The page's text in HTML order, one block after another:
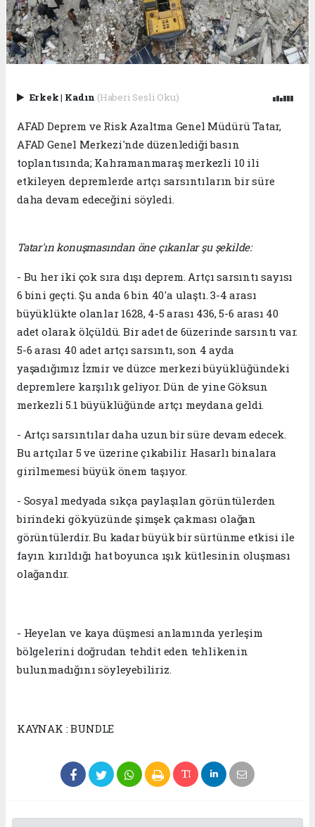
Erkek| Kadın (Haberi Sesli Oku)
AFAD Deprem ve Risk Azaltma Genel Müdürü Tatar,
AFAD Genel Merkezi'nde düzenlediği basın
toplantısında; Kahramanmaraş merkezli 10 ili
etkileyen depremlerde artçı sarsıntıların bir süre
daha devam edeceğini söyledi.
Tatar'ın konuşmasından öne çıkanlar şu şekilde:
- Bu her iki çok sıra dışı deprem. Artçı sarsıntı sayısı
6 bini geçti. Şu anda 6 bin 40'a ulaştı. 3-4 arası
büyüklükte olanlar 1628, 4-5 arası 436, 5-6 arası 40
adet olarak ölçüldü. Bir adet de 6üzerinde sarsıntı var.
5-6 arası 40 adet artçı sarsıntı, son 4 ayda
yaşadığımız İzmir ve düzce merkezi büyüklüğündeki
depremlere karşılık geliyor. Dün de yine Göksun
merkezli 5.1 büyüklüğünde artçı meydana geldi.
- Artçı sarsıntılar daha uzun bir süre devam edecek.
Bu artçılar 5 ve üzerine çıkabilir. Hasarlı binalara
girilmemesi büyük önem taşıyor.
- Sosyal medyada sıkça paylaşılan görüntülerden
birindeki gökyüzünde şimşek çakması olağan
görüntülerdir. Bu kadar büyük bir sürtünme etkisi ile
fayın kırıldığı hat boyunca ışık kütlesinin oluşması
olağandır.
- Heyelan ve kaya düşmesi anlamında yerleşim
bölgelerini doğrudan tehdit eden tehlikenin
bulunmadığını söyleyebiliriz.
KAYNAK : BUNDLE